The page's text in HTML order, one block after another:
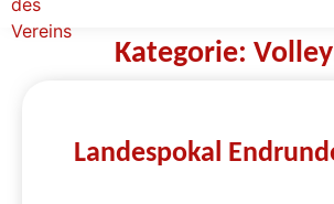
Kategorie:
Landespokal